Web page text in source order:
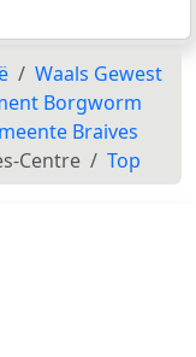
Waals Gewest
Borgworm
Braives
Centre Top